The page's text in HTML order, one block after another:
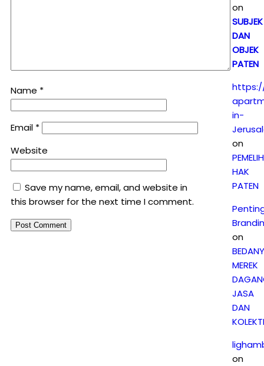
Name *
Email *
Website
Save my name, email, and website in
this browser for the next time I comment.
on
SUBJEK
DAN
OBJEK
PATEN
in-
on
HAK
PATEN
on
MEREK
JASA
DAN
on